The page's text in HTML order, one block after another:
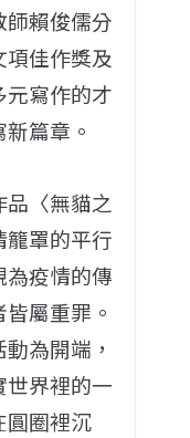
賴俊儒分
佳作獎及
寫作的才
篇章。
〈無貓之
罩的平行
疫情的傳
屬重罪。
為開端，
界裡的一
圓圈裡沉